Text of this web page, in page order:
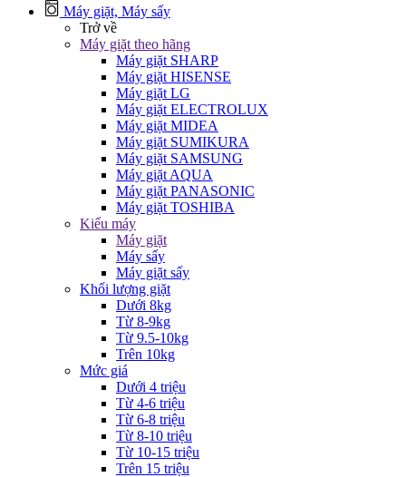
Máy giặt, Máy sấy
Trở về
Máy giặt theo hãng
Máy giặt SHARP
Máy giặt HISENSE
Máy giặt LG
Máy giặt ELECTROLUX
Máy giặt MIDEA
Máy giặt SUMIKURA
Máy giặt SAMSUNG
Máy giặt AQUA
Máy giặt PANASONIC
Máy giặt TOSHIBA
Kiểu máy
Máy giặt
Máy sấy
Máy giặt sấy
Khối lượng giặt
Dưới 8kg
Từ 8-9kg
Từ 9.5-10kg
Trên 10kg
Mức giá
Dưới 4 triệu
Từ 4-6 triệu
Từ 6-8 triệu
Từ 8-10 triệu
Từ 10-15 triệu
Trên 15 triệu